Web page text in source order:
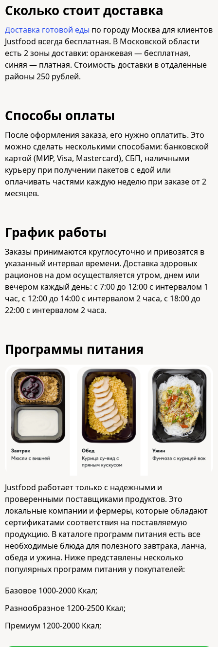
Сколько стоит доставка
Доставка готовой еды по городу Москва для клиентов
Justfood всегда бесплатная. В Московской области
есть 2 зоны доставки: оранжевая — бесплатная,
синяя — платная. Стоимость доставки в отдаленные
районы 250 рублей.
Способы оплаты
После оформления заказа, его нужно оплатить. Это
можно сделать несколькими способами: банковской
картой (МИР, Visa, Mastercard), СБП, наличными
курьеру при получении пакетов с едой или
оплачивать частями каждую неделю при заказе от 2
месяцев.
График работы
Заказы принимаются круглосуточно и привозятся в
указанный интервал времени. Доставка здоровых
рационов на дом осуществляется утром, днем или
вечером каждый день: с 7:00 до 12:00 с интервалом 1
час, с 12:00 до 14:00 с интервалом 2 часа, с 18:00 до
22:00 с интервалом 2 часа.
Программы питания
Justfood работает только с надежными и
проверенными поставщиками продуктов. Это
локальные компании и фермеры, которые обладают
сертификатами соответствия на поставляемую
продукцию. В каталоге программ питания есть все
необходимые блюда для полезного завтрака, ланча,
обеда и ужина. Ниже представлены несколько
популярных программ питания у покупателей:
Базовое 1000-2000 Ккал;
Разнообразное 1200-2500 Ккал;
Премиум 1200-2000 Ккал;